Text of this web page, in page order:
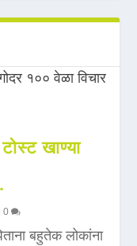
खाण्या
|0
बहुतेक लोकांना